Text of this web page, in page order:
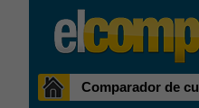
Comparador de